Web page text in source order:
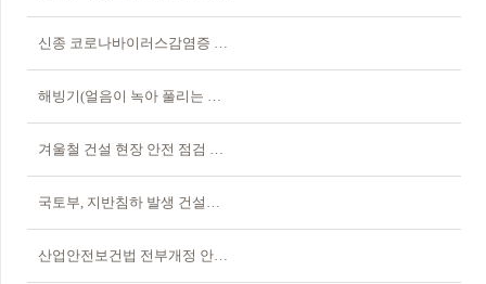
신종 코로나바이러스감염증 예방 및 확산방지를 위한 사업장 대응지침
해빙기(얼음이 녹아 풀리는 시기)를 대비하여 건설 현장에 안전점검을 실시한다.
겨울철 건설 현장 안전 점검 결과, 안전 불감증 여전
국토부, 지반침하 발생 건설현장 고강도 특별점검 실시
산업안전보건법 전부개정 안내 소책자